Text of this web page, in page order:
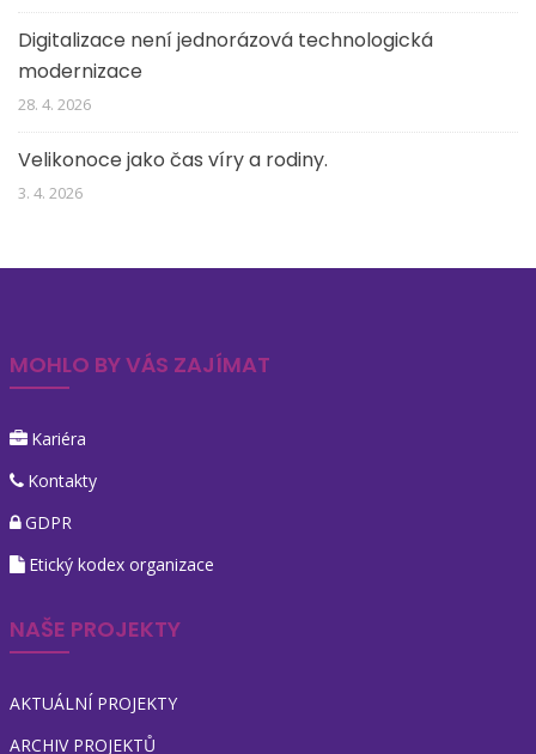
Digitalizace není jednorázová technologická
modernizace
28. 4. 2026
Velikonoce jako čas víry a rodiny.
3. 4. 2026
MOHLO BY VÁS ZAJÍMAT
Kariéra
Kontakty
GDPR
Etický kodex organizace
NAŠE PROJEKTY
AKTUÁLNÍ PROJEKTY
ARCHIV PROJEKTŮ